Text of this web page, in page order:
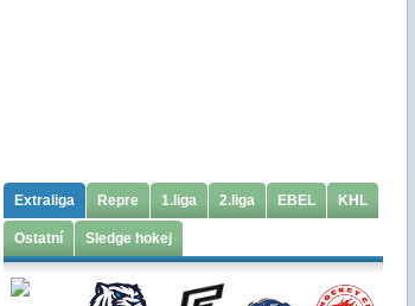
Extraliga Repre 1.liga 2.liga EBEL KHL
Ostatní Sledge hokej